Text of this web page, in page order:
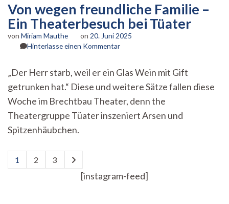
Von wegen freundliche Familie –
Ein Theaterbesuch bei Tüater
von Miriam Mauthe on 20. Juni 2025
Hinterlasse einen Kommentarzu
freundliche
Familie
Ein
Theaterbesuch
„Der Herr starb, weil er ein Glas Wein mit Gift
getrunken hat.“ Diese und weitere Sätze fallen diese
Woche im Brechtbau Theater, denn the
Theatergruppe Tüater inszeniert Arsen und
Spitzenhäubchen.
Seitennummerierung
Seite
1
Seite
2
Seite
3
[instagram-feed]